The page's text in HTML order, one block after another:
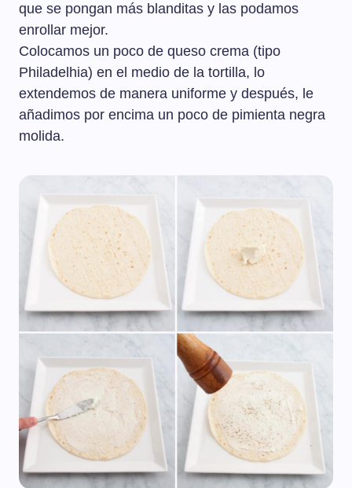
que se pongan más blanditas y las podamos
enrollar mejor.
Colocamos un poco de queso crema (tipo
Philadelhia) en el medio de la tortilla, lo
extendemos de manera uniforme y después, le
añadimos por encima un poco de pimienta negra
molida.